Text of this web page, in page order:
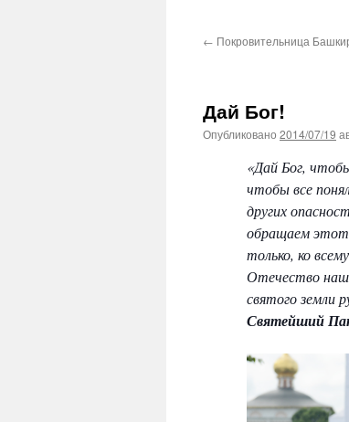
содержимому
← Покровительница
Дай Бог!
Опубликовано 2014/07/19
«Дай Бог,
чтобы все
других
обращаем этот
только, ко
Отечество
святого земли
Святейший